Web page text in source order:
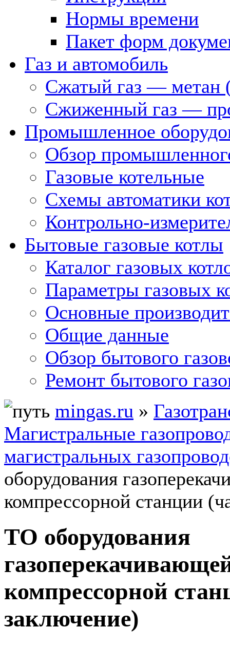
Нормы времени
Пакет форм
Газ и автомобиль
Сжатый газ — метан
Сжиженный газ —
Промышленное
Обзор
Газовые котельные
Схемы автоматики
Контрольно-
Бытовые газовые котлы
Каталог газовых
Параметры газовых
Основные
Общие данные
Обзор бытового
Ремонт бытового
mingas.ru »
Магистральные
магистральных
оборудования
компрессорной станции
ТО оборудования
компрессорной
заключение)